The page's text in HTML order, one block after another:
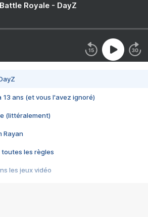
Royale - DayZ
13 ans (et vous l'avez ignoré)
(littéralement)
Rayan
toutes les règles
les jeux vidéo